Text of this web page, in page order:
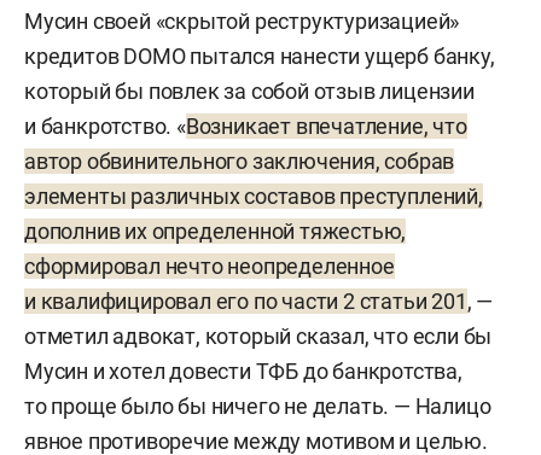
Мусин своей «скрытой реструктуризацией»
кредитов DOMO пытался нанести ущерб банку,
который бы повлек за собой отзыв лицензии
и банкротство. «Возникает впечатление, что
автор обвинительного заключения, собрав
элементы различных составов преступлений,
дополнив их определенной тяжестью,
сформировал нечто неопределенное
и квалифицировал его по части 2 статьи 201, —
отметил адвокат, который сказал, что если бы
Мусин и хотел довести ТФБ до банкротства,
то проще было бы ничего не делать. — Налицо
явное противоречие между мотивом и целью.